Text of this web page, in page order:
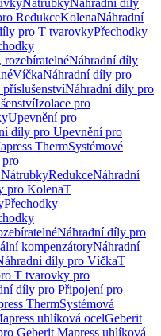
NátrubkyNáhradní díly
RedukceKolenaNáhradní
pro T tvarovkyPřechodky
Náhradní díly
VíčkaNáhradní díly pro
příslušenstvíNáhradní díly pro
Izolace pro
Upevnění pro
díly pro Upevnění pro
ThermSystémové
RedukceNáhradní
pro KolenaT
Přechodky
Náhradní díly pro
kompenzátoryNáhradní
díly pro VíčkaT
T tvarovky pro
díly pro Připojení pro
ThermSystémová
uhlíková ocelGeberit
Geberit Mapress uhlíková